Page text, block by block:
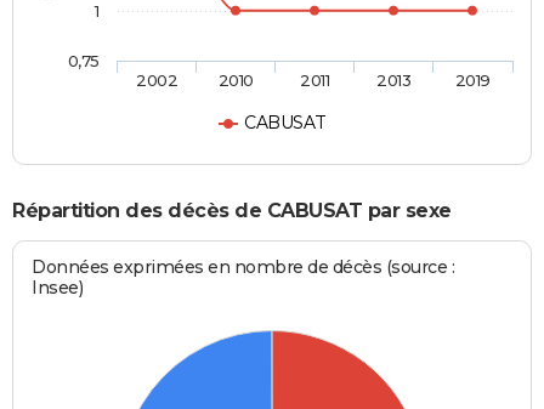
CABUSAT
2002 2010 2011 2013 2019
0,75
1
Répartition des décès de CABUSAT par sexe
Données exprimées en nombre de décès (source :
Insee)